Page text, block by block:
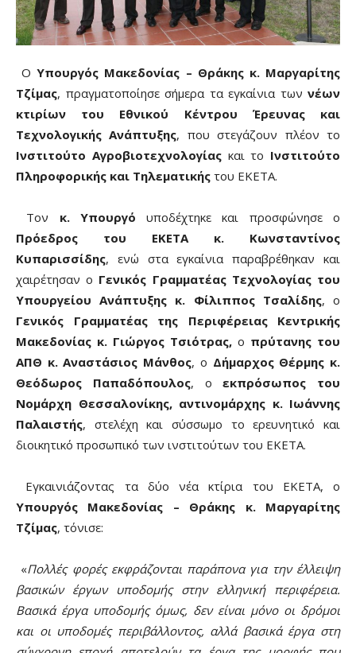
OΥπουργός Μακεδονίας – Θράκης κ. Μαργαρίτης
Τζίμας, πραγματοποίησε σήμερα τα εγκαίνια των νέων
κτιρίων του Εθνικού Κέντρου Έρευνας και
Τεχνολογικής Ανάπτυξης, που στεγάζουν πλέον το
Ινστιτούτο Αγροβιοτεχνολογίας και το Ινστιτούτο
Πληροφορικής και Τηλεματικής του ΕΚΕΤΑ.
Τον κ. Υπουργόυποδέχτηκε και προσφώνησε ο
Πρόεδρος του ΕΚΕΤΑ κ. Κωνσταντίνος
Κυπαρισσίδης, ενώ στα εγκαίνια παραβρέθηκαν και
χαιρέτησαν ο Γενικός Γραμματέας Τεχνολογίας του
Υπουργείου Ανάπτυξης κ. Φίλιππος Τσαλίδης, ο
Γενικός Γραμματέας της Περιφέρειας Κεντρικής
Μακεδονίας κ. Γιώργος Τσιότρας, ο πρύτανης του
ΑΠΘ κ. Αναστάσιος Μάνθος, ο Δήμαρχος Θέρμης κ.
Θεόδωρος Παπαδόπουλος, οεκπρόσωπος του
Νομάρχη Θεσσαλονίκης, αντινομάρχης κ. Ιωάννης
Παλαιστής, στελέχη και σύσσωμο το ερευνητικό και
διοικητικό προσωπικό των ινστιτούτων του ΕΚΕΤΑ.
Εγκαινιάζοντας τα δύο νέα κτίρια του ΕΚΕΤΑ, ο
Υπουργός Μακεδονίας – Θράκης κ. Μαργαρίτης
Τζίμας, τόνισε:
«Πολλές φορές εκφράζονται παράπονα για την έλλειψη
βασικών έργων υποδομής στην ελληνική περιφέρεια.
Βασικά έργα υποδομής όμως, δεν είναι μόνο οι δρόμοι
και οι υποδομές περιβάλλοντος, αλλά βασικά έργα στη